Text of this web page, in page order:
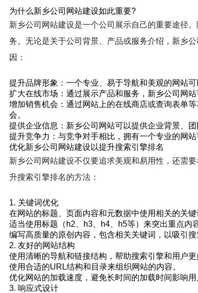
为什么新乡公司网站建设如此重要?
新乡公司网站建设是一个公司展示自己的重要途径
务。无论是关于公司背景、产品或服务介绍，新乡
因：
提升品牌形象：一个专业、易于导航和美观的网站
扩大在线市场：通过展示产品和服务，新乡公司网
增加销售机会：通过网站上的在线商店或查询表单
会。
提供企业信息：新乡公司网站可以提供企业背景、
提升竞争力：与竞争对手相比，拥有一个专业的网站
优化新乡公司网站建设以提升搜索引擎排名
新乡公司网站建设不仅要追求美观和易用性，还需
升搜索引擎排名的方法：
1. 关键词优化
在网站的标题、页面内容和元数据中使用相关的关键
适当使用标题（h2、h3、h4、h5等）来突出重点内
编写高质量的原创内容，包含相关关键词，以吸引搜
2. 友好的网站结构
使用清晰的导航和链接结构，帮助搜索引擎和用户更
使用合适的URL结构和目录来组织网站的内容。
优化网站的加载速度，避免长时间的加载时间影响用
3. 响应式设计